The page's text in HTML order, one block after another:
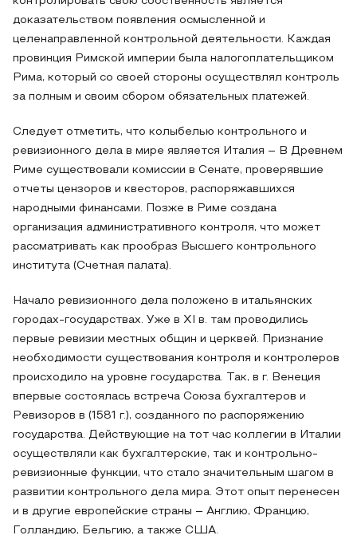
доказательством появления осмысленной и
целенаправленной контрольной деятельности. Каждая
провинция Римской империи была налогоплательщиком
Рима, который со своей стороны осуществлял контроль
за полным и своим сбором обязательных платежей.
Следует отметить, что колыбелью контрольного и
ревизионного дела в мире является Италия – В Древнем
Риме существовали комиссии в Сенате, проверявшие
отчеты цензоров и квесторов, распоряжавшихся
народными финансами. Позже в Риме создана
организация административного контроля, что может
рассматривать как прообраз Высшего контрольного
института (Счетная палата).
Начало ревизионного дела положено в итальянских
городах-государствах. Уже в XI в. там проводились
первые ревизии местных общин и церквей. Признание
необходимости существования контроля и контролеров
происходило на уровне государства. Так, в г. Венеция
впервые состоялась встреча Союза бухгалтеров и
Ревизоров в (1581 г.), созданного по распоряжению
государства. Действующие на тот час коллегии в Италии
осуществляли как бухгалтерские, так и контрольно-
ревизионные функции, что стало значительным шагом в
развитии контрольного дела мира. Этот опыт перенесен
и в другие европейские страны – Англию, Францию,
Голландию, Бельгию, а также США.